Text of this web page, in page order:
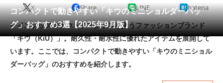
ペット 家電
工具・DIY 本・DVD・CD
生活家電 生活用品
空調・季節家電 美容・コスメ
コンパクトで動きやすい「キウのミニショルダーバッ
グ」おすすめ3選【2025年9月版】
X Share LINE hatena
レイングッズやアウトドアグッズを扱うファッションブランド
「キウ（KiU）」。耐久性・耐水性に優れたアイテムを展開して
います。ここでは、コンパクトで動きやすい「キウのミニショル
ダーバッグ」のおすすめを紹介します。